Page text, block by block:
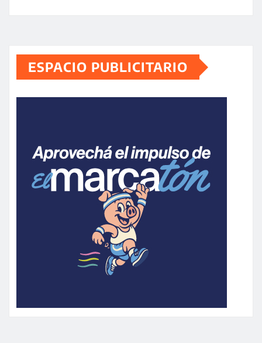
ESPACIO PUBLICITARIO